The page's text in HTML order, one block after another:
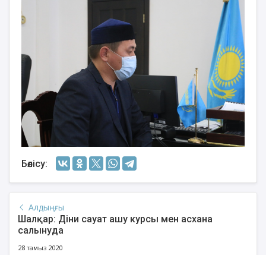
Бөлісу:
Алдыңғы
Шалқар: Діни сауат ашу курсы мен асхана
салынуда
28 тамыз 2020